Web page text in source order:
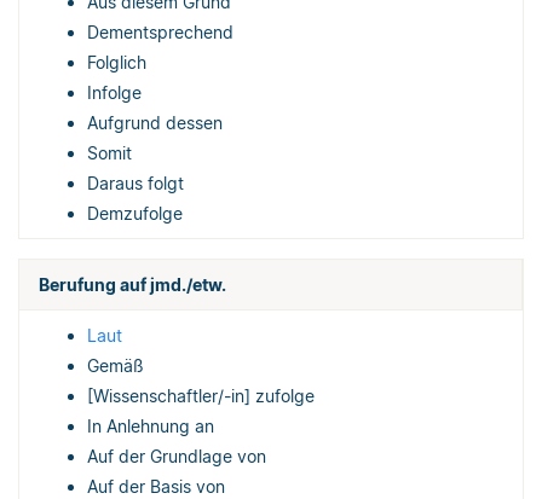
Dementsprechend
Folglich
Infolge
Aufgrund dessen
Somit
Daraus folgt
Demzufolge
Berufung auf jmd./etw.
Laut
Gemäß
[Wissenschaftler/-in] zufolge
In Anlehnung an
Auf der Grundlage von
Auf der Basis von